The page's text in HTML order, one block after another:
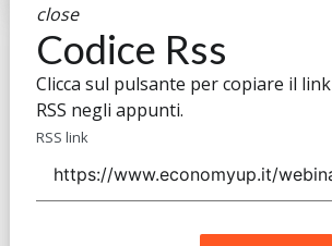
close
Codice Rss
Clicca sul pulsante per copiare il link
RSS negli appunti.
RSS link